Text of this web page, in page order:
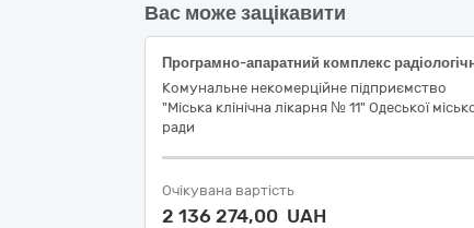
Вас може зацікавити
Комунальне некомерційне підприємство
"Міська клінічна лікарня № 11" Одеської
ради
Очікувана вартість
2 136 274,00 UAH